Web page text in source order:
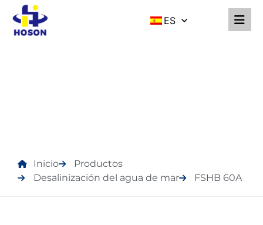
ES
Inicio
Productos
Desalinización del agua de mar
FSHB 60A